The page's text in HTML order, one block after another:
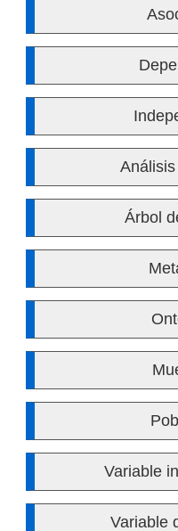
Árbol
Variable
Variable